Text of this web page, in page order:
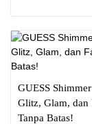
GUESS
Glitz, Glam, dan
Tanpa Batas!